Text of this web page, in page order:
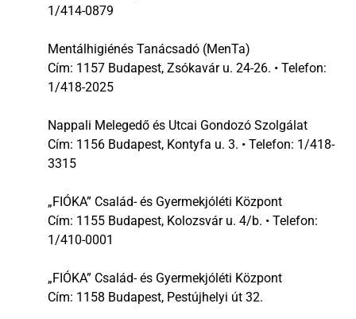
1/414-0879
Mentálhigiénés Tanácsadó (MenTa)
Cím: 1157 Budapest, Zsókavár u. 24-26. • Telefon:
1/418-2025
Nappali Melegedő és Utcai Gondozó Szolgálat
Cím: 1156 Budapest, Kontyfa u. 3. • Telefon: 1/418-
3315
„FIÓKA” Család- és Gyermekjóléti Központ
Cím: 1155 Budapest, Kolozsvár u. 4/b. • Telefon:
1/410-0001
„FIÓKA” Család- és Gyermekjóléti Központ
Cím: 1158 Budapest, Pestújhelyi út 32.